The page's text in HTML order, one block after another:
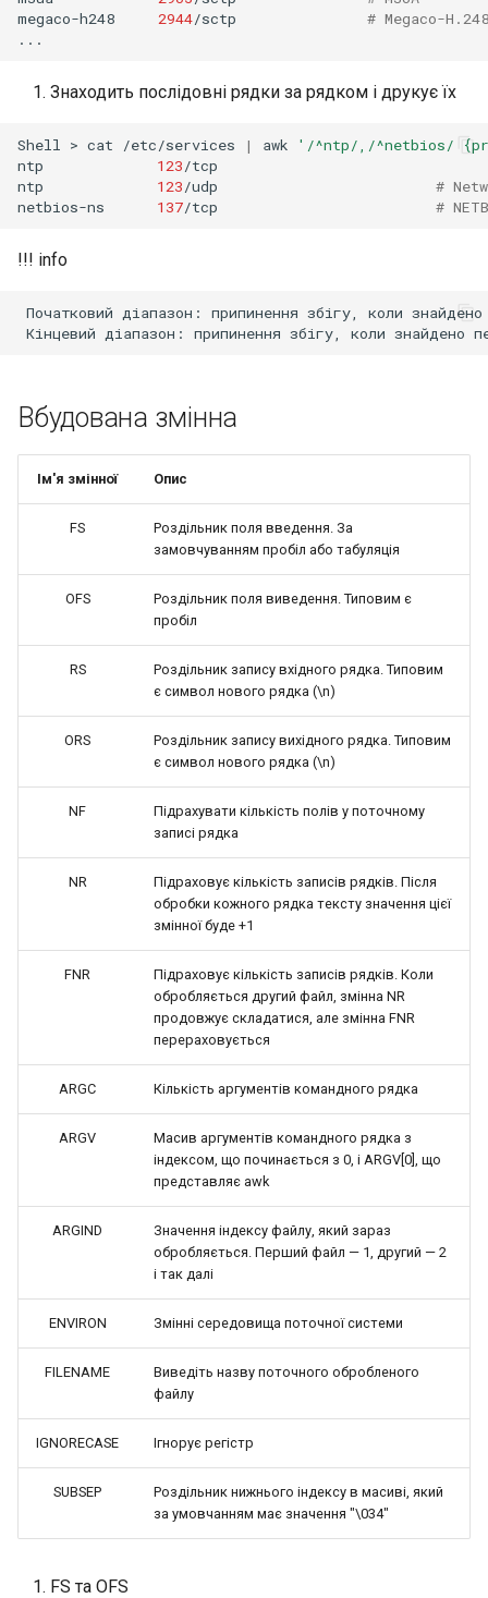
megaco-h248
2944/sctp
# Megaco-
Знаходить послідовні рядки за рядком і друкує їх
Shell > cat /etc/services | awk
'/^ntp/,/^netbios/
ntp
123/tcp
ntp
123/udp
#
netbios-ns
137/tcp #
!!! info
Початковий діапазон: припинення збігу, коли
Вбудована змінна
Ім'я змінної Опис
FS
Роздільник поля введення. За
замовчуванням пробіл або табуляція
OFS
Роздільник поля виведення. Типовим є
пробіл
RS
Роздільник запису вхідного рядка. Типовим
є символ нового рядка (\n)
ORS
Роздільник запису вихідного рядка. Типовим
є символ нового рядка (\n)
NF
Підрахувати кількість полів у поточному
записі рядка
NR
Підраховує кількість записів рядків. Після
обробки кожного рядка тексту значення цієї
змінної буде +1
FNR
Підраховує кількість записів рядків. Коли
обробляється другий файл, змінна NR
продовжує складатися, але змінна FNR
перераховується
ARGC Кількість аргументів командного рядка
ARGV
Масив аргументів командного рядка з
індексом, що починається з 0, і ARGV[0], що
представляє awk
ARGIND
Значення індексу файлу, який зараз
обробляється. Перший файл — 1, другий — 2
і так далі
ENVIRON Змінні середовища поточної системи
FILENAME
Виведіть назву поточного обробленого
файлу
IGNORECASE Ігнорує регістр
SUBSEP
Роздільник нижнього індексу в масиві, який
за умовчанням має значення "\034"
FS та OFS